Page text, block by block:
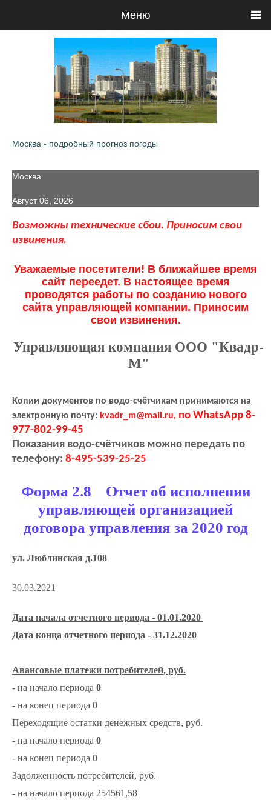
Меню
Москва - подробный прогноз погоды
Москва
Август 06, 2026
Возможны технические сбои. Приносим свои
извинения.
Уважаемые посетители! В ближайшее время
сайт переедет. В настоящее время
проводятся работы по созданию нового
сайта управляющей компании. Приносим
свои извинения.
Управляющая компания ООО "Квадр-
М"
Копии документов по водо-счётчикам принимаются на
электронную почту: kvadr_m@mail.ru, по WhatsApp 8-
977-802-99-45
Показания водо-счётчиков можно передать по
телефону: 8-495-539-25-25
Форма 2.8 Отчет об исполнении
управляющей организацией
договора управления за 2020 год
ул. Люблинская д.108
30.03.2021
Дата начала отчетного периода - 01.01.2020
Дата конца отчетного периода - 31.12.2020
Авансовые платежи потребителей, руб.
- на начало периода 0
- на конец периода 0
Переходящие остатки денежных средств, руб.
- на начало периода 0
- на конец периода 0
Задолженность потребителей, руб.
- на начало периода 254561,58